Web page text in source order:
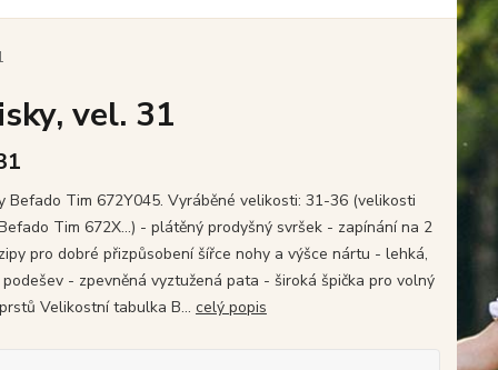
vel. 31
Befado Tim 672Y045. Vyráběné velikosti: 31-36 (velikosti
Tim 672X...) - plátěný prodyšný svršek - zapínání na 2
pro dobré přizpůsobení šířce nohy a výšce nártu - lehká,
- zpevněná vyztužená pata - široká špička pro volný
Velikostní tabulka B... celý popis